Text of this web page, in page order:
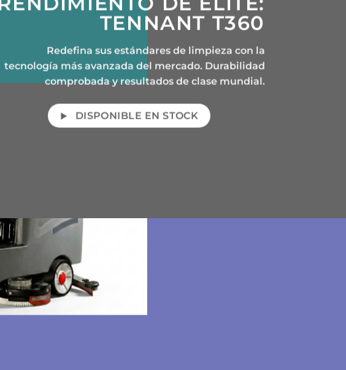
TENNANT T360
Redefina sus estándares de limpieza con la
tecnología más avanzada del mercado. Durabilidad
comprobada y resultados de clase mundial.
DISPONIBLE EN STOCK